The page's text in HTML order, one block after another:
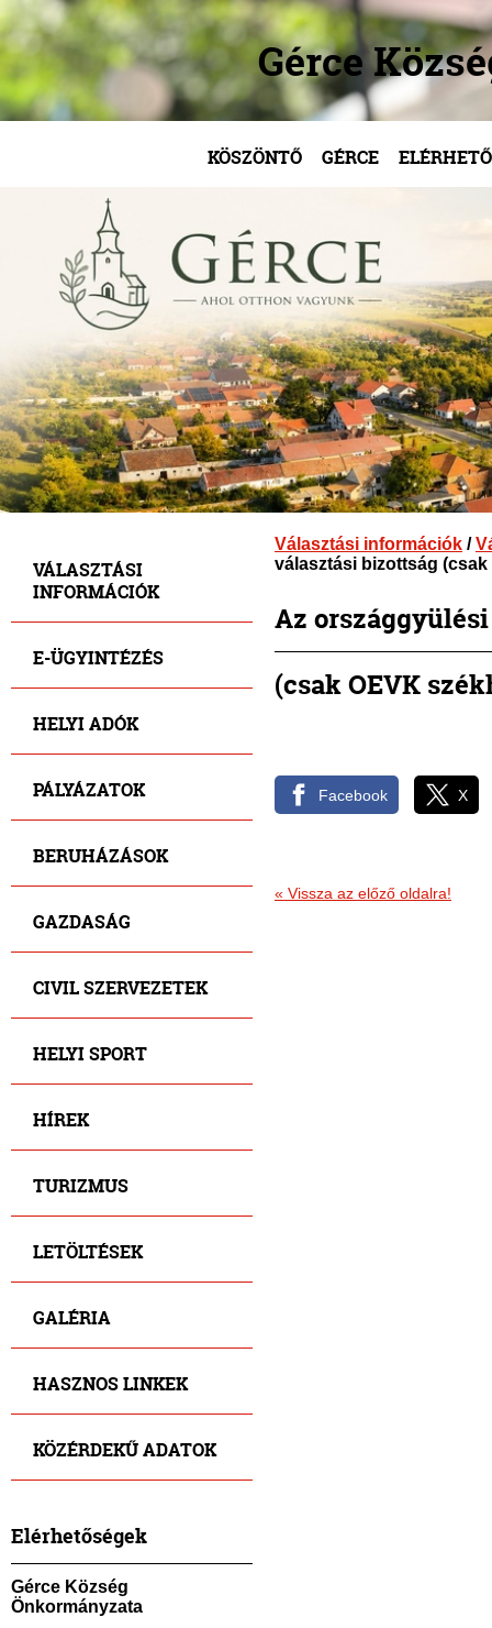
Gérce
KÖSZÖNTŐ GÉRCE
VÁLASZTÁSI
INFORMÁCIÓK
E-ÜGYINTÉZÉS
HELYI ADÓK
PÁLYÁZATOK
BERUHÁZÁSOK
GAZDASÁG
CIVIL SZERVEZETEK
HELYI SPORT
HÍREK
TURIZMUS
LETÖLTÉSEK
GALÉRIA
HASZNOS LINKEK
KÖZÉRDEKŰ ADATOK
Elérhetőségek
Gérce Község
Önkormányzata
Választási információk /
választási bizottság
Az
(csak OEVK
Facebook X
« Vissza az előző oldalra!